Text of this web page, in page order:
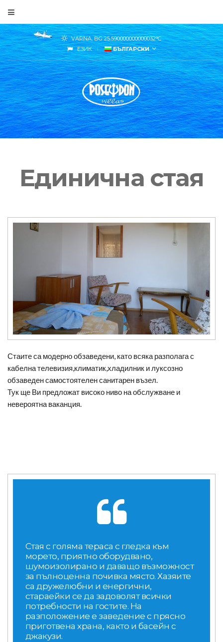
VARNA, BG 25.590000000000032°C
ЕЗИК
БЪЛГАРСКИ
Единична стая
Стаите са модерно обзаведени, като всяка разполага с
кабелна телевизия,климатик,хладилник и луксозно
обзаведен самостоятелен санитарен възел.
Тук ще Ви предложат високо ниво на обслужване и
невероятна ваканция.
Стая с голяма тераса с гледка към
морето, приятно оборудвано,
шумоизолирано и даващо възможност
за пълноценна почивка място. Хазяите
са дружелюбни и енергични,
стараейки се да задоволят всички
потребности на гостите. На
разположение е заведение с прясно
приготвена храна, както и басейн с
джакузи.